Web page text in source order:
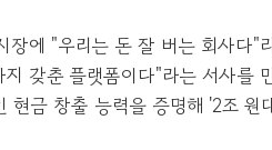
장에 "우리는 돈 잘 버는 회사다"
갖춘 플랫폼이다"라는 서사를
현금 창출 능력을 증명해 '2조 원